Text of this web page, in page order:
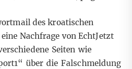
des kroatischen
Nachfrage von EchtJetzt
Seiten wie
“ über die Falschmeldung